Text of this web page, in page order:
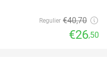
Regulier €40,70
€26,50